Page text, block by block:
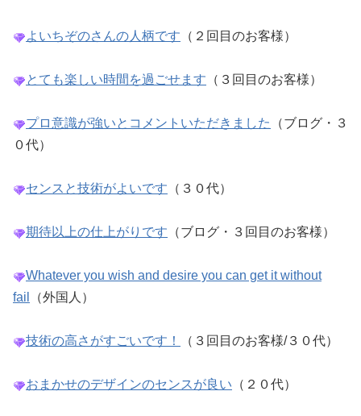
よいちぞのさんの人柄です （２回目のお客様）
とても楽しい時間を過ごせます （３回目のお客様）
プロ意識が強いとコメントいただきました
（ブログ・３
０代）
センスと技術がよいです （３０代）
期待以上の仕上がりです （ブログ・３回目のお客様）
Whatever you wish and desire you can get it without
fail
（外国人）
技術の高さがすごいです！ （３回目のお客様/３０代）
おまかせのデザインのセンスが良い （２０代）